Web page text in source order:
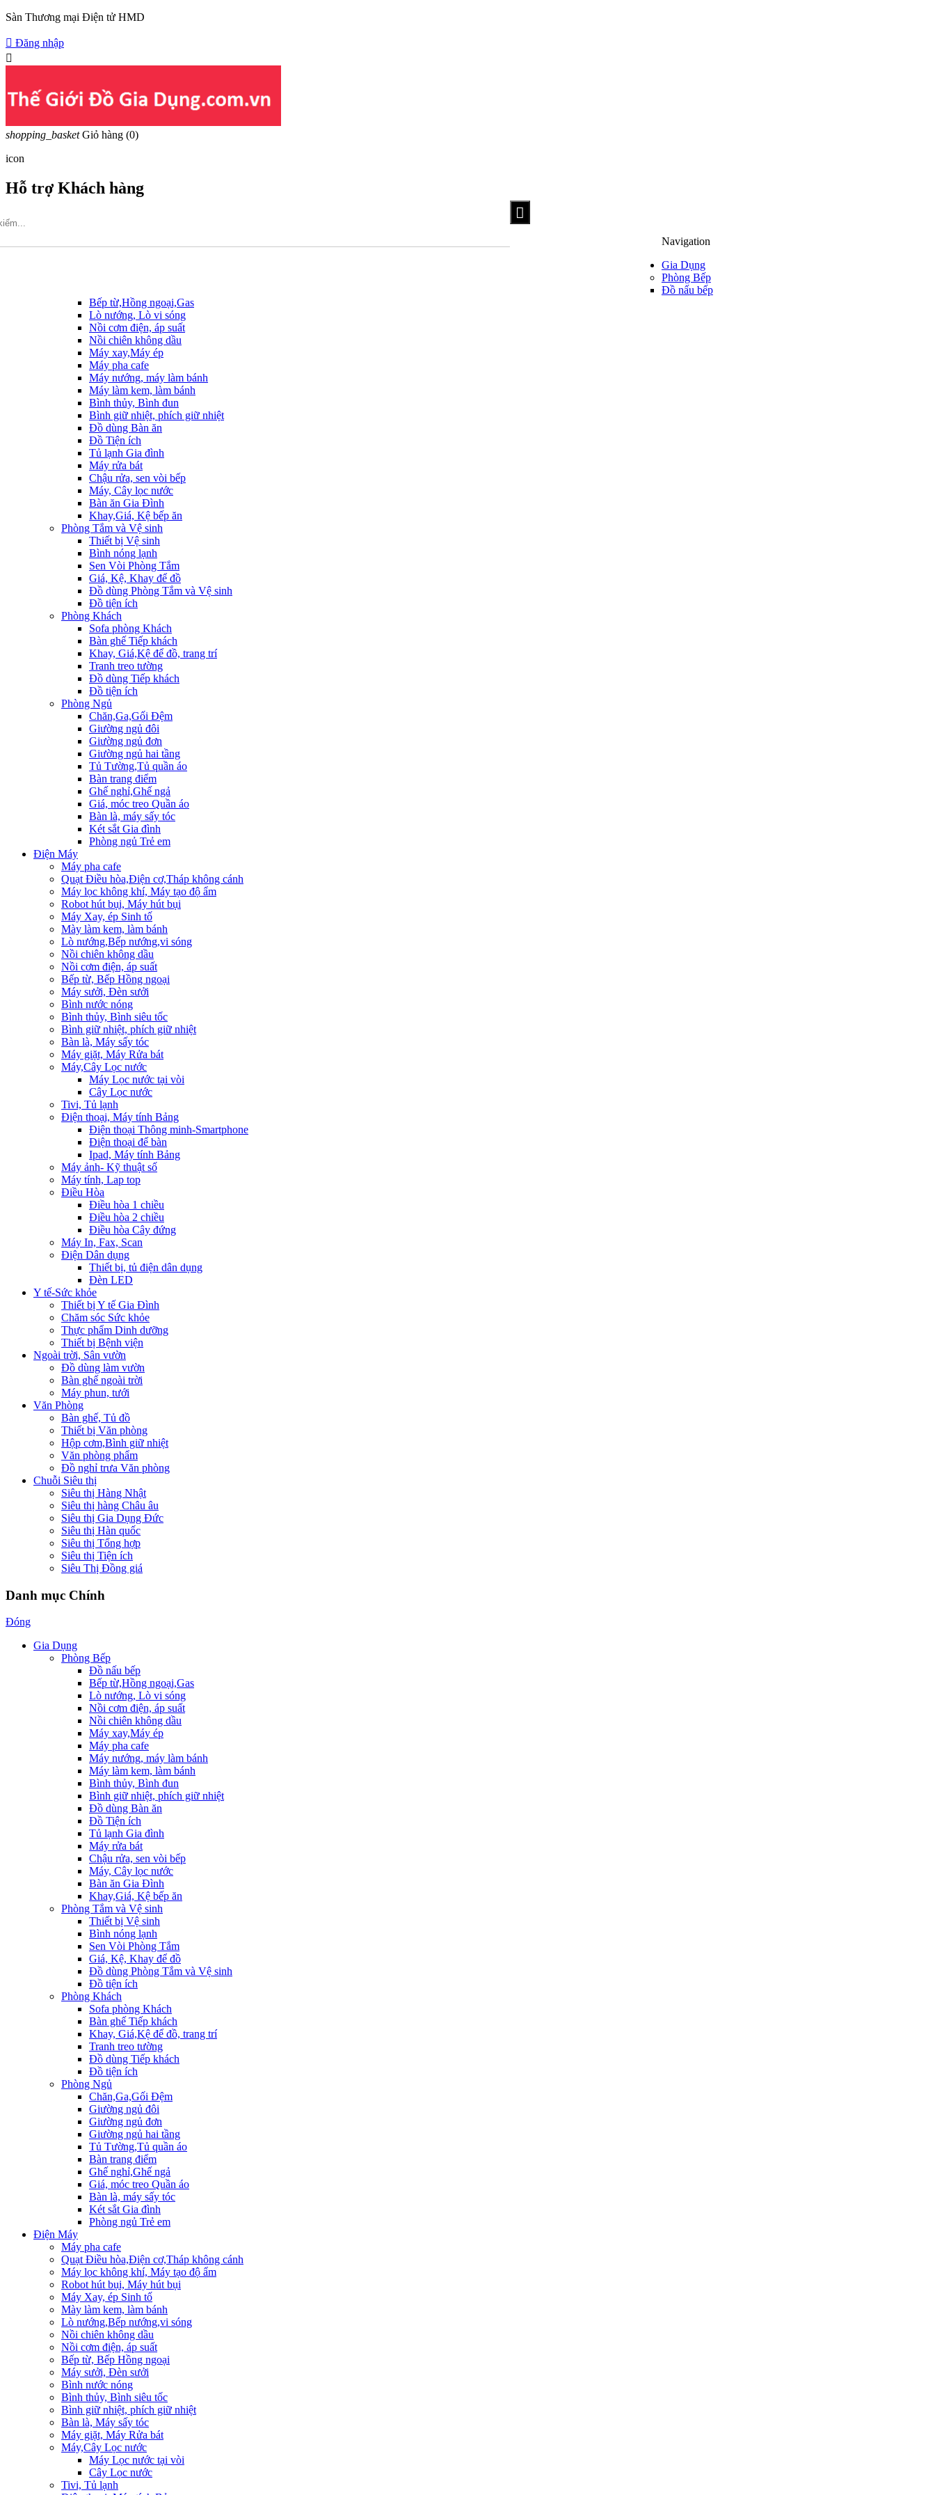
Sàn Thương mại Điện tử HMD
 Đăng nhập

shopping_basket Giỏ hàng (0)
icon
Hỗ trợ Khách hàng
Hotline: 09317.456.44
Navigation
Gia Dụng
Phòng Bếp
Đồ nấu bếp
Bếp từ,Hồng ngoại,Gas
Lò nướng, Lò vi sóng
Nồi cơm điện, áp suất
Nồi chiên không dầu
Máy xay,Máy ép
Máy pha cafe
Máy nướng, máy làm bánh
Máy làm kem, làm bánh
Bình thủy, Bình đun
Bình giữ nhiệt, phích giữ nhiệt
Đồ dùng Bàn ăn
Đồ Tiện ích
Tủ lạnh Gia đình
Máy rửa bát
Chậu rửa, sen vòi bếp
Máy, Cây lọc nước
Bàn ăn Gia Đình
Khay,Giá, Kệ bếp ăn
Phòng Tắm và Vệ sinh
Thiết bị Vệ sinh
Bình nóng lạnh
Sen Vòi Phòng Tắm
Giá, Kệ, Khay để đồ
Đồ dùng Phòng Tắm và Vệ sinh
Đồ tiện ích
Phòng Khách
Sofa phòng Khách
Bàn ghế Tiếp khách
Khay, Giá,Kệ để đồ, trang trí
Tranh treo tường
Đồ dùng Tiếp khách
Đồ tiện ích
Phòng Ngủ
Chăn,Ga,Gối Đệm
Giường ngủ đôi
Giường ngủ đơn
Giường ngủ hai tầng
Tủ Tường,Tủ quần áo
Bàn trang điểm
Ghế nghỉ,Ghế ngả
Giá, móc treo Quần áo
Bàn là, máy sấy tóc
Két sắt Gia đình
Phòng ngủ Trẻ em
Điện Máy
Máy pha cafe
Quạt Điều hòa,Điện cơ,Tháp không cánh
Máy lọc không khí, Máy tạo độ ẩm
Robot hút bụi, Máy hút bụi
Máy Xay, ép Sinh tố
Mày làm kem, làm bánh
Lò nướng,Bếp nướng,vi sóng
Nồi chiên không dầu
Nồi cơm điện, áp suất
Bếp từ, Bếp Hồng ngoại
Máy sưởi, Đèn sưởi
Bình nước nóng
Bình thủy, Bình siêu tốc
Bình giữ nhiệt, phích giữ nhiệt
Bàn là, Máy sấy tóc
Máy giặt, Máy Rửa bát
Máy,Cây Lọc nước
Máy Lọc nước tại vòi
Cây Lọc nước
Tivi, Tủ lạnh
Điện thoại, Máy tính Bảng
Điện thoại Thông minh-Smartphone
Điện thoại để bàn
Ipad, Máy tính Bảng
Máy ảnh- Kỹ thuật số
Máy tính, Lap top
Điều Hòa
Điều hòa 1 chiều
Điều hòa 2 chiều
Điều hòa Cây đứng
Máy In, Fax, Scan
Điện Dân dụng
Thiết bị, tủ điện dân dụng
Đèn LED
Y tế-Sức khỏe
Thiết bị Y tế Gia Đình
Chăm sóc Sức khỏe
Thực phẩm Dinh dưỡng
Thiết bị Bệnh viện
Ngoài trời, Sân vườn
Đồ dùng làm vườn
Bàn ghế ngoài trời
Máy phun, tưới
Văn Phòng
Bàn ghế, Tủ đồ
Thiết bị Văn phòng
Hộp cơm,Bình giữ nhiệt
Văn phòng phẩm
Đồ nghỉ trưa Văn phòng
Chuỗi Siêu thị
Siêu thị Hàng Nhật
Siêu thị hàng Châu âu
Siêu thị Gia Dụng Đức
Siêu thị Hàn quốc
Siêu thị Tổng hợp
Siêu thị Tiện ích
Siêu Thị Đồng giá
Danh mục Chính
Đóng
Gia Dụng
Phòng Bếp
Đồ nấu bếp
Bếp từ,Hồng ngoại,Gas
Lò nướng, Lò vi sóng
Nồi cơm điện, áp suất
Nồi chiên không dầu
Máy xay,Máy ép
Máy pha cafe
Máy nướng, máy làm bánh
Máy làm kem, làm bánh
Bình thủy, Bình đun
Bình giữ nhiệt, phích giữ nhiệt
Đồ dùng Bàn ăn
Đồ Tiện ích
Tủ lạnh Gia đình
Máy rửa bát
Chậu rửa, sen vòi bếp
Máy, Cây lọc nước
Bàn ăn Gia Đình
Khay,Giá, Kệ bếp ăn
Phòng Tắm và Vệ sinh
Thiết bị Vệ sinh
Bình nóng lạnh
Sen Vòi Phòng Tắm
Giá, Kệ, Khay để đồ
Đồ dùng Phòng Tắm và Vệ sinh
Đồ tiện ích
Phòng Khách
Sofa phòng Khách
Bàn ghế Tiếp khách
Khay, Giá,Kệ để đồ, trang trí
Tranh treo tường
Đồ dùng Tiếp khách
Đồ tiện ích
Phòng Ngủ
Chăn,Ga,Gối Đệm
Giường ngủ đôi
Giường ngủ đơn
Giường ngủ hai tầng
Tủ Tường,Tủ quần áo
Bàn trang điểm
Ghế nghỉ,Ghế ngả
Giá, móc treo Quần áo
Bàn là, máy sấy tóc
Két sắt Gia đình
Phòng ngủ Trẻ em
Điện Máy
Máy pha cafe
Quạt Điều hòa,Điện cơ,Tháp không cánh
Máy lọc không khí, Máy tạo độ ẩm
Robot hút bụi, Máy hút bụi
Máy Xay, ép Sinh tố
Mày làm kem, làm bánh
Lò nướng,Bếp nướng,vi sóng
Nồi chiên không dầu
Nồi cơm điện, áp suất
Bếp từ, Bếp Hồng ngoại
Máy sưởi, Đèn sưởi
Bình nước nóng
Bình thủy, Bình siêu tốc
Bình giữ nhiệt, phích giữ nhiệt
Bàn là, Máy sấy tóc
Máy giặt, Máy Rửa bát
Máy,Cây Lọc nước
Máy Lọc nước tại vòi
Cây Lọc nước
Tivi, Tủ lạnh